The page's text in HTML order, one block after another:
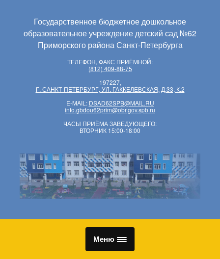
Государственное бюджетное дошкольное
образовательное учреждение детский сад №62
Приморского района Санкт-Петербурга
ТЕЛЕФОН, ФАКС ПРИЁМНОЙ:
(812) 409-88-75
197227,
Г. САНКТ-ПЕТЕРБУРГ, УЛ. ГАККЕЛЕВСКАЯ, Д.33, К.2
E-MAIL: DSAD62SPB@MAIL.RU
info.gbdou62prim@obr.gov.spb.ru
ЧАСЫ ПРИЁМА ЗАВЕДУЮЩЕГО:
ВТОРНИК 15:00-18:00
Меню